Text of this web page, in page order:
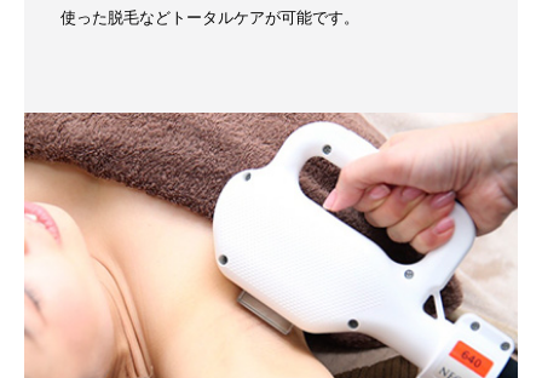
使った脱毛などトータルケアが可能です。